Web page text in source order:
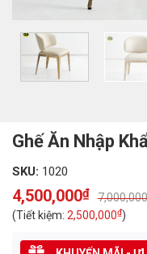
Ghế Ăn Nhập
SKU: 1020
7,000,000
Original
price
was:
7,000,000₫.
4,500,000₫
Current
price
is:
4,500,000₫.
(Tiết kiệm: 2,500,000₫)